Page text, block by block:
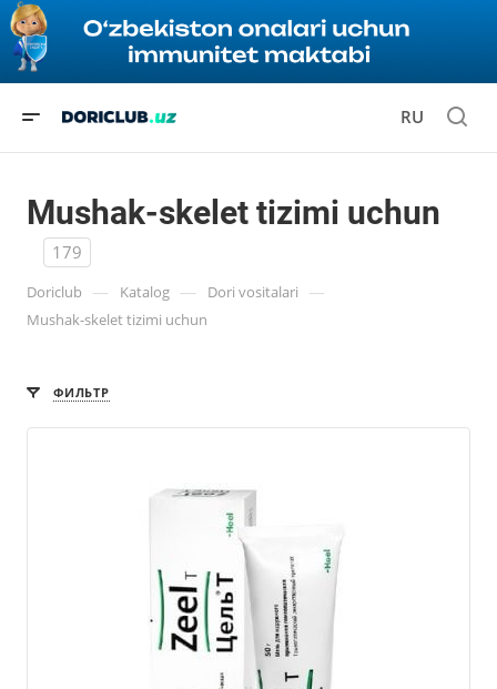
RU
Mushak-skelet tizimi uchun
179
Doriclub — Katalog — Dori vositalari —
Mushak-skelet tizimi uchun
ФИЛЬТР